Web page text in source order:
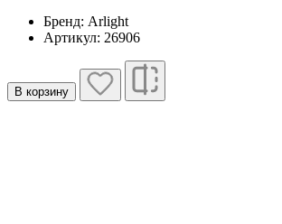
Бренд: Arlight
Артикул: 26906
В корзину